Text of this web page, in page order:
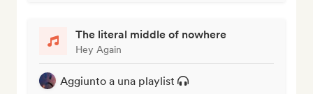
The literal middle of nowhere
Hey Again
Aggiunto a una playlist